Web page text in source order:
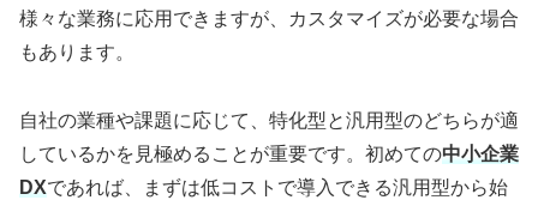
様々な業務に応用できますが、カスタマイズが必要な場合
もあります。
自社の業種や課題に応じて、特化型と汎用型のどちらが適
しているかを見極めることが重要です。初めての中小企業
DXであれば、まずは低コストで導入できる汎用型から始